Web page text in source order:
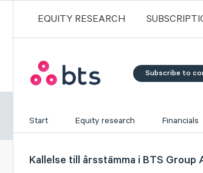
EQUITY RESEARCH
Subscribe to
Start Equity research Financials
Kallelse till årsstämma i BTS Group